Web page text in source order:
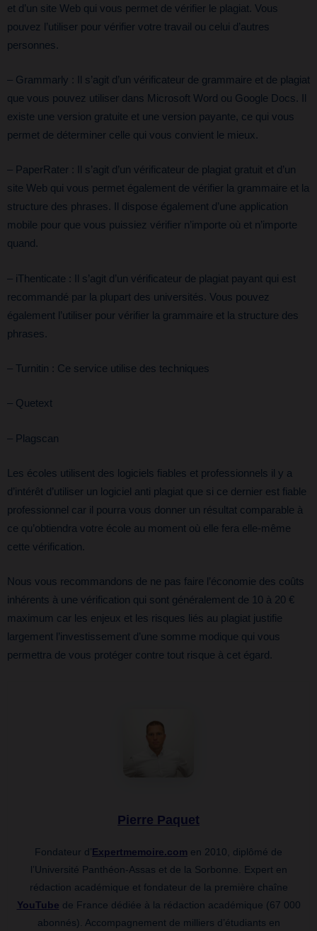
et d’un site Web qui vous permet de vérifier le plagiat. Vous
pouvez l’utiliser pour vérifier votre travail ou celui d’autres
personnes.
– Grammarly : Il s’agit d’un vérificateur de grammaire et de plagiat
que vous pouvez utiliser dans Microsoft Word ou Google Docs. Il
existe une version gratuite et une version payante, ce qui vous
permet de déterminer celle qui vous convient le mieux.
– PaperRater : Il s’agit d’un vérificateur de plagiat gratuit et d’un
site Web qui vous permet également de vérifier la grammaire et la
structure des phrases. Il dispose également d’une application
mobile pour que vous puissiez vérifier n’importe où et n’importe
quand.
– iThenticate : Il s’agit d’un vérificateur de plagiat payant qui est
recommandé par la plupart des universités. Vous pouvez
également l’utiliser pour vérifier la grammaire et la structure des
phrases.
– Turnitin : Ce service utilise des techniques
– Quetext
– Plagscan
Les écoles utilisent des logiciels fiables et professionnels il y a
d’intérêt d’utiliser un logiciel anti plagiat que si ce dernier est fiable
professionnel car il pourra vous donner un résultat comparable à
ce qu’obtiendra votre école au moment où elle fera elle-même
cette vérification.
Nous vous recommandons de ne pas faire l’économie des coûts
inhérents à une vérification qui sont généralement de 10 à 20 €
maximum car les enjeux et les risques liés au plagiat justifie
largement l’investissement d’une somme modique qui vous
permettra de vous protéger contre tout risque à cet égard.
Pierre Paquet
Fondateur d’Expertmemoire.com en 2010, diplômé de
l’Université Panthéon-Assas et de la Sorbonne. Expert en
rédaction académique et fondateur de la première chaîne
YouTube de France dédiée à la rédaction académique (67 000
abonnés). Accompagnement de milliers d’étudiants en